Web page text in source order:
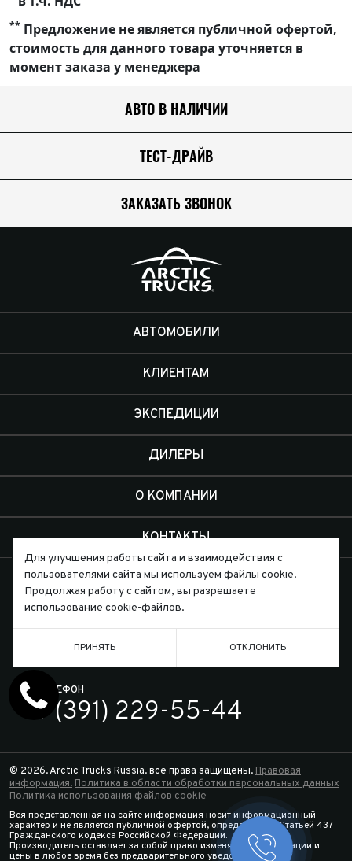
** Предложение не является публичной офертой,
стоимость для данного товара уточняется в
момент заказа у менеджера
АВТО В НАЛИЧИИ
ТЕСТ-ДРАЙВ
ЗАКАЗАТЬ ЗВОНОК
АВТОМОБИЛИ
КЛИЕНТАМ
ЭКСПЕДИЦИИ
ДИЛЕРЫ
О КОМПАНИИ
КОНТАКТЫ
ТЕЛЕФОН
7 (391) 229-55-44
© 2026. Arctic Trucks Russia. все права защищены. Правовая
информация. Политика в области обработки персональных данных
Политика использования файлов cookie
Вся представленная на сайте информация носит информационный
характер и не является публичной офертой, определяемой Статьей 437
Гражданского кодекса Российской Федерации.
Производитель оставляет за собой право изменять спецификации и
цены в любое время без предварительного уведомления.
Заказать
Для улучшения работы сайта и взаимодействия с
пользователями сайта мы используем файлы cookie.
Продолжая работу с сайтом, вы разрешаете
использование cookie-файлов.
ПРИНЯТЬ ОТКЛОНИТЬ